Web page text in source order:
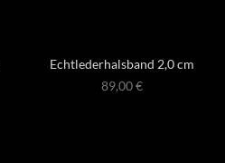
Echtlederhalsband 2,0 cm
89,00€